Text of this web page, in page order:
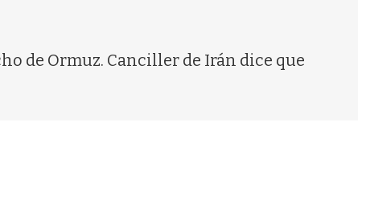
de Ormuz. Canciller de Irán dice que